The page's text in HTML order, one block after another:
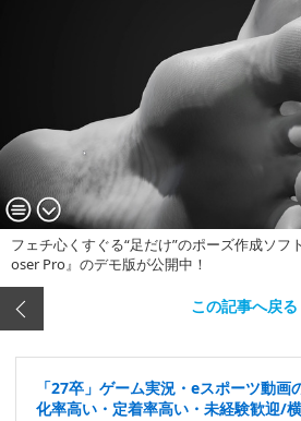
フェチ心くすぐる“足だけ”のポーズ作成ソフ
oser Pro』のデモ版が公開中！
この記事へ戻る
「27卒」ゲーム実況・eスポーツ動
化率高い・定着率高い・未経験歓迎/